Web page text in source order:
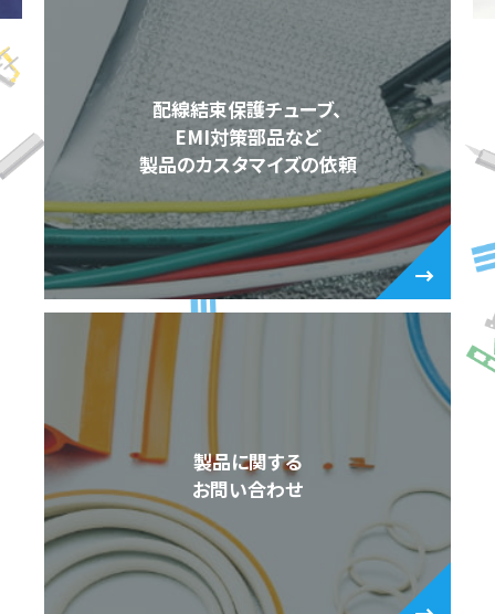
配線結束保護チューブ、
EMI対策部品など
製品のカスタマイズの依頼
製品に関する
お問い合わせ